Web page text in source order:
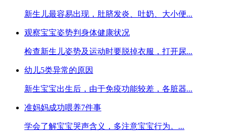
新生儿最容易出现，肚脐发炎、吐奶、大小便...
观察宝宝姿势判身体健康状况
检查新生儿姿势及运动时要脱掉衣服，打开尿...
幼儿5类异常的原因
新生宝宝出生后，由于免疫功能较差，各脏器...
准妈妈成功喂养7件事
学会了解宝宝哭声含义，多注意宝宝行为。 ...